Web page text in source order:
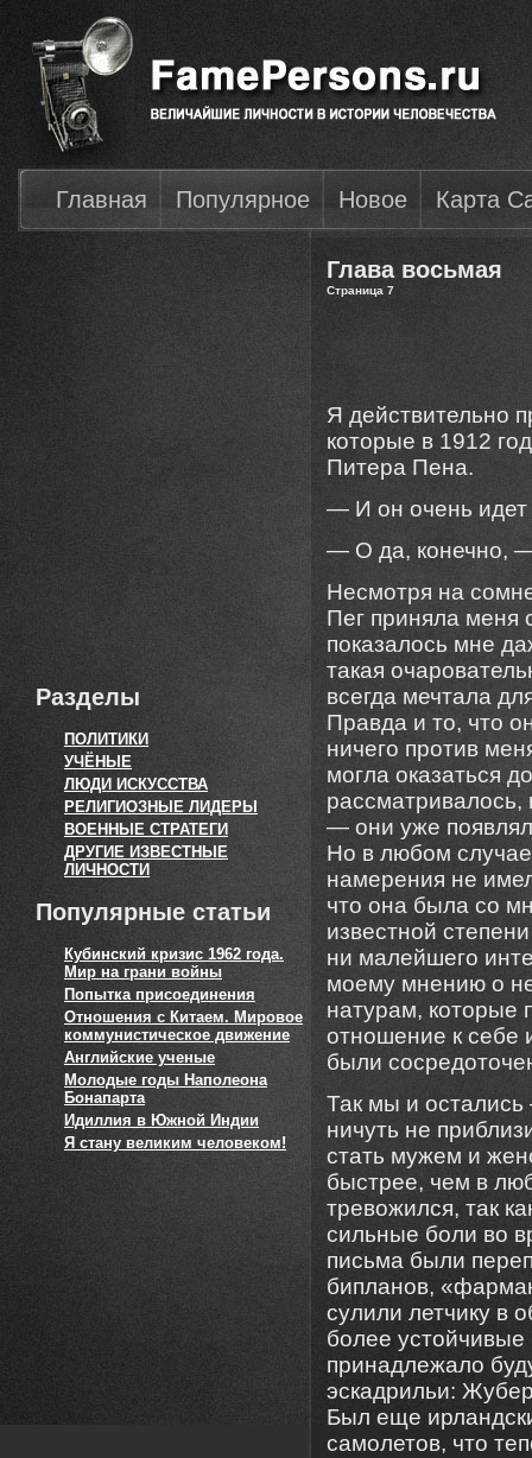
Главная Популярное Новое Карта
Разделы
ПОЛИТИКИ
УЧЁНЫЕ
ЛЮДИ ИСКУССТВА
РЕЛИГИОЗНЫЕ ЛИДЕРЫ
ВОЕННЫЕ СТРАТЕГИ
ДРУГИЕ ИЗВЕСТНЫЕ
ЛИЧНОСТИ
Популярные статьи
Кубинский кризис 1962 года.
Мир на грани войны
Попытка присоединения
Отношения с Китаем. Мировое
коммунистическое движение
Английские ученые
Молодые годы Наполеона
Бонапарта
Идиллия в Южной Индии
Я стану великим человеком!
Глава восьмая
Страница 7
Я действительно
которые в 1912
Питера Пена.
— И он очень
— О да, конечно, —
Несмотря на
Пег приняла меня
показалось мне
такая
всегда мечтала
Правда и то, что
ничего против
могла оказаться
рассматривалось,
— они уже
Но в любом
намерения не
что она была со
известной
ни малейшего
моему мнению о
натурам, которые
отношение к себе
были
Так мы и
ничуть не
стать мужем и
быстрее, чем в
тревожился, так
сильные боли во
письма были
бипланов,
сулили летчику в
более
принадлежало
эскадрильи:
Был еще
самолетов, что